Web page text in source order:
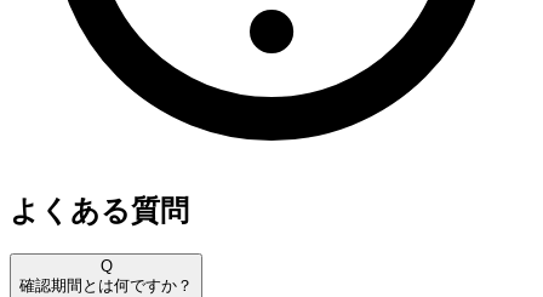
よくある質問
Q
確認期間とは何ですか？